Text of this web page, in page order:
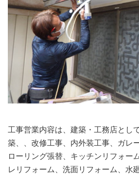
工事営業内容は、建築・工務店とし
築、、改修工事、内外装工事、ガレ
ローリング張替、キッチンリフォー
レリフォーム、洗面リフォーム、水